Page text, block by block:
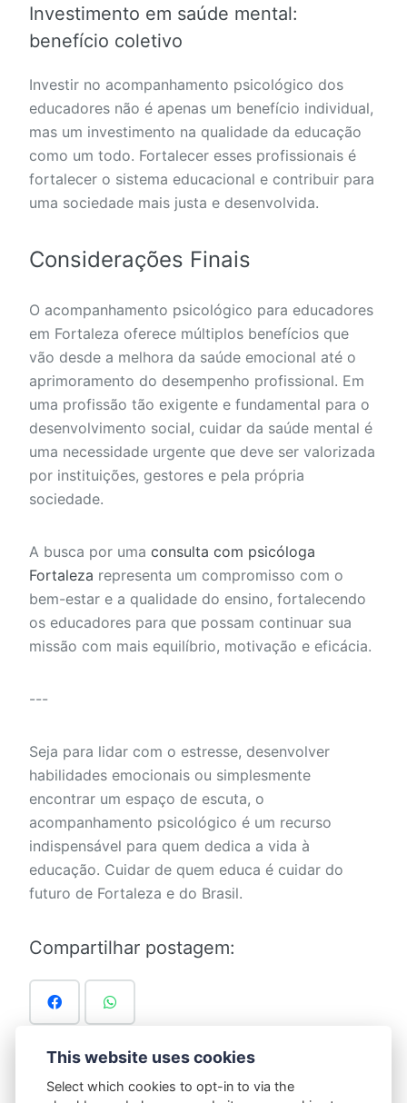
Investimento em saúde mental:
benefício coletivo
Investir no acompanhamento psicológico dos
educadores não é apenas um benefício individual,
mas um investimento na qualidade da educação
como um todo. Fortalecer esses profissionais é
fortalecer o sistema educacional e contribuir para
uma sociedade mais justa e desenvolvida.
Considerações Finais
O acompanhamento psicológico para educadores
em Fortaleza oferece múltiplos benefícios que
vão desde a melhora da saúde emocional até o
aprimoramento do desempenho profissional. Em
uma profissão tão exigente e fundamental para o
desenvolvimento social, cuidar da saúde mental é
uma necessidade urgente que deve ser valorizada
por instituições, gestores e pela própria
sociedade.
A busca por uma consulta com psicóloga
Fortaleza representa um compromisso com o
bem-estar e a qualidade do ensino, fortalecendo
os educadores para que possam continuar sua
missão com mais equilíbrio, motivação e eficácia.
---
Seja para lidar com o estresse, desenvolver
habilidades emocionais ou simplesmente
encontrar um espaço de escuta, o
acompanhamento psicológico é um recurso
indispensável para quem dedica a vida à
educação. Cuidar de quem educa é cuidar do
futuro de Fortaleza e do Brasil.
Compartilhar postagem:
Marcado em:
This website uses cookies
Select which cookies to opt-in to via the